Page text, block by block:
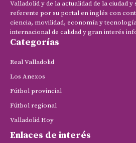
Valladolid y de la actualidad de la ciudad
referente por su portal en inglés con
ciencia, movilidad, economía y
internacional de calidad y gran interés
Categorías
Real Valladolid
Los Anexos
Fútbol provincial
Fútbol regional
Valladolid Hoy
Enlaces de interés